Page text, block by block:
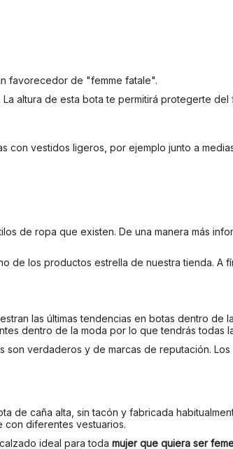
favorecedor de "femme fatale".
altura de esta bota te permitirá protegerte
con vestidos ligeros, por ejemplo junto a
de ropa que existen. De una manera más
de los productos estrella de nuestra tienda. A
las últimas tendencias en botas dentro de
dentro de la moda por lo que tendrás todas
verdaderos y de marcas de reputación.
de caña alta, sin tacón y fabricada
con diferentes vestuarios.
ideal para toda mujer que quiera ser